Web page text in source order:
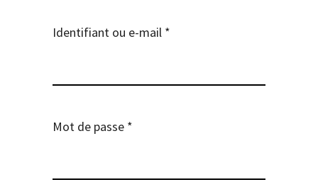
Identifiant ou e-mail *
Mot de passe *